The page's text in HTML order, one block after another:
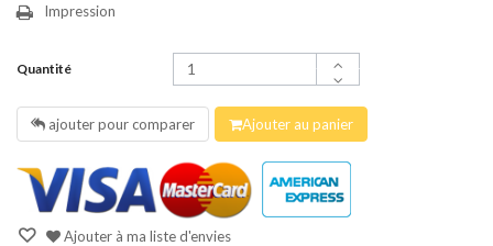
Impression
Quantité
ajouter pour comparer Ajouter au panier
Ajouter à ma liste d'envies